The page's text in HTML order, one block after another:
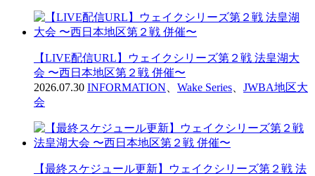
【LIVE配信URL】ウェイクシリーズ第２戦 法皇湖大
会 〜西日本地区第２戦 併催〜
2026.07.30 INFORMATION Wake Series
JWBA地区大
会
【最終スケジュール更新】ウェイクシリーズ第２戦 法